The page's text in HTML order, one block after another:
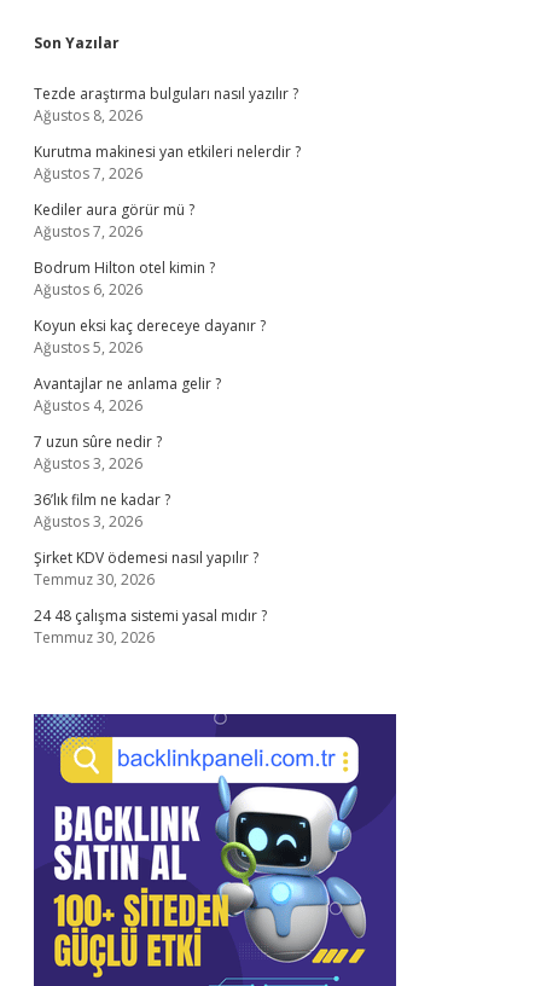
Sidebar
Son Yazılar
Tezde araştırma bulguları nasıl yazılır ?
Ağustos 8, 2026
Kurutma makinesi yan etkileri nelerdir ?
Ağustos 7, 2026
Kediler aura görür mü ?
Ağustos 7, 2026
Bodrum Hilton otel kimin ?
Ağustos 6, 2026
Koyun eksi kaç dereceye dayanır ?
Ağustos 5, 2026
Avantajlar ne anlama gelir ?
Ağustos 4, 2026
7 uzun sûre nedir ?
Ağustos 3, 2026
36’lık film ne kadar ?
Ağustos 3, 2026
Şirket KDV ödemesi nasıl yapılır ?
Temmuz 30, 2026
24 48 çalışma sistemi yasal mıdır ?
Temmuz 30, 2026